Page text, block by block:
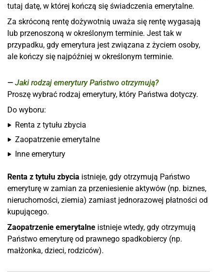
tutaj datę, w której kończą się świadczenia emerytalne.
Za skróconą rentę dożywotnią uważa się rentę wygasają
lub przenoszoną w określonym terminie. Jest tak w
przypadku, gdy emerytura jest związana z życiem osoby,
ale kończy się najpóźniej w określonym terminie.
Jaki rodzaj emerytury Państwo otrzymują?
Proszę wybrać rodzaj emerytury, który Państwa dotyczy.
Do wyboru:
Renta z tytułu zbycia
Zaopatrzenie emerytalne
Inne emerytury
Renta z tytułu zbycia istnieje, gdy otrzymują Państwo
emeryturę w zamian za przeniesienie aktywów (np. biznes,
nieruchomości, ziemia) zamiast jednorazowej płatności od
kupującego.
Zaopatrzenie emerytalne istnieje wtedy, gdy otrzymują
Państwo emeryturę od prawnego spadkobiercy (np.
małżonka, dzieci, rodziców).